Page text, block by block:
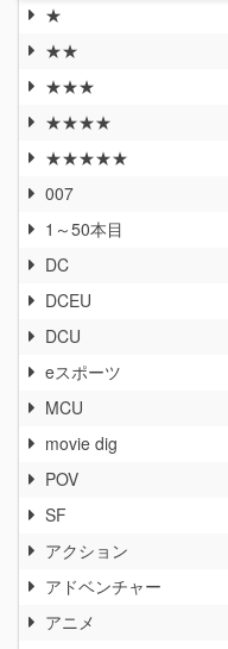
★
★★
★★★
★★★★
★★★★★
007
1～50本目
DC
DCEU
DCU
eスポーツ
MCU
movie dig
POV
SF
アクション
アドベンチャー
アニメ